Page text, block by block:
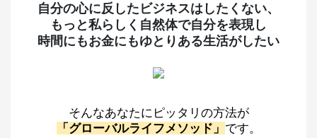
自分の心に反したビジネスはしたくない、
もっと私らしく自然体で自分を表現し
時間にもお金にもゆとりある生活がしたい
そんなあなたにピッタリの方法が
「グローバルライフメソッド」 です。